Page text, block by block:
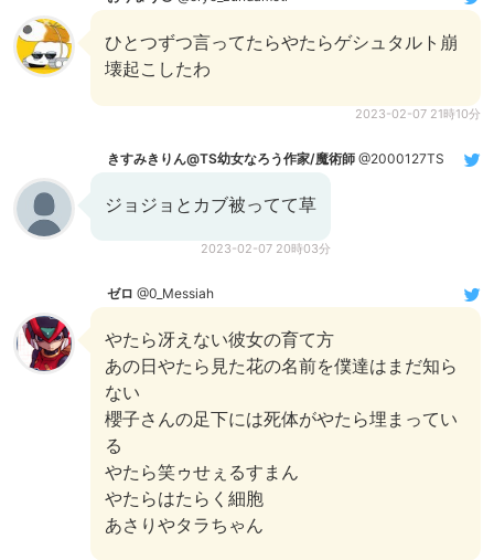
ひとつずつ言ってたらやたらゲシュタルト崩
壊起こしたわ
2023-02-07 21時10分
きすみきりん@TS幼女なろう作家/魔術師 @2000127TS
ジョジョとカブ被ってて草
2023-02-07 20時03分
ゼロ @0_Messiah
やたら冴えない彼女の育て方
あの日やたら見た花の名前を僕達はまだ知ら
ない
櫻子さんの足下には死体がやたら埋まってい
る
やたら笑ゥせぇるすまん
やたらはたらく細胞
あさりやタラちゃん